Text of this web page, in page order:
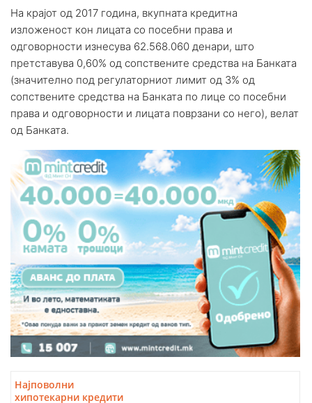
На крајот од 2017 година, вкупната кредитна
изложеност кон лицата со посебни права и
одговорности изнесува 62.568.060 денари, што
претставува 0,60% од сопствените средства на Банката
(значително под регулаторниот лимит од 3% од
сопствените средства на Банката по лице со посебни
права и одговорности и лицата поврзани со него), велат
од Банката.